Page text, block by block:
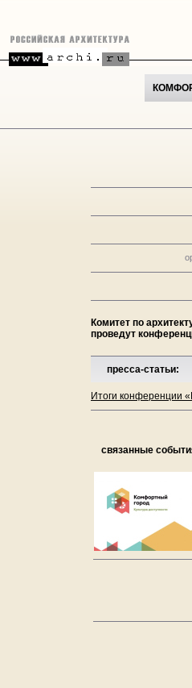
Комитет по
проведут
пресса-статьи:
Итоги конференции
связанные